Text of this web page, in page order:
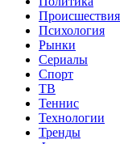
Происшествия
Психология
Рынки
Сериалы
Спорт
ТВ
Теннис
Технологии
Тренды